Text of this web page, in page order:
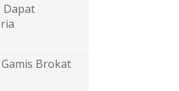
Dapat
Brokat